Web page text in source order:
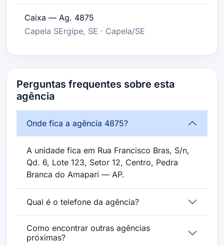
Caixa — Ag. 4875
Capela SErgipe, SE · Capela/SE
Perguntas frequentes sobre esta
agência
Onde fica a agência 4875?
A unidade fica em Rua Francisco Bras, S/n,
Qd. 6, Lote 123, Setor 12, Centro, Pedra
Branca do Amaparí — AP.
Qual é o telefone da agência?
Como encontrar outras agências
próximas?